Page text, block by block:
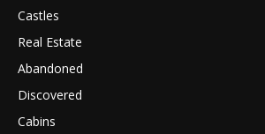
Castles
Real Estate
Abandoned
Discovered
Cabins